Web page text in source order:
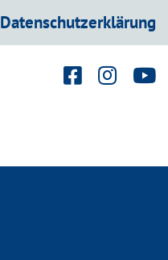
Datenschutzerklärung